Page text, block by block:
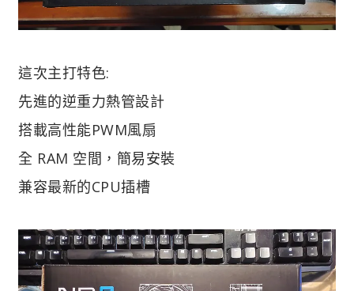
這次主打特色:
先進的逆重力熱管設計
搭載高性能PWM風扇
全 RAM 空間，簡易安裝
兼容最新的CPU插槽